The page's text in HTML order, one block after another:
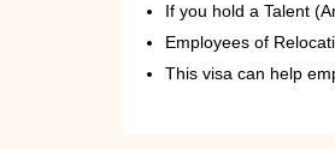
If you hold a Talent
Employees of
This visa can help